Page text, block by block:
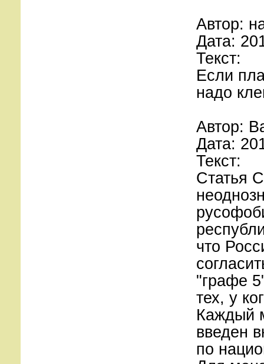
Автор:
Дата:
Текст:
Если
надо
Автор:
Дата:
Текст:
Статья
что
"графе
тех, у
Каждый
введен
по